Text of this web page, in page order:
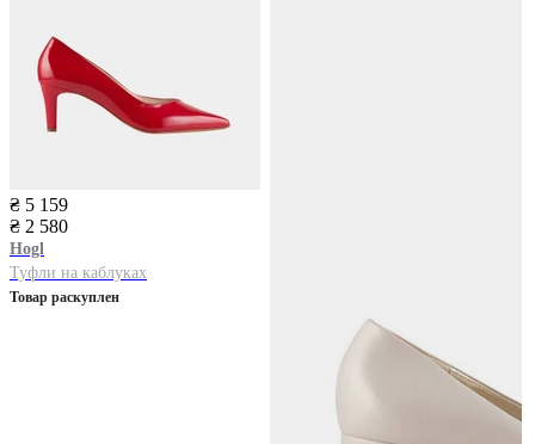
₴ 5 159
₴ 2 580
Hogl
Туфли на каблуках
Товар раскуплен